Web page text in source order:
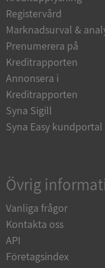
Registervård
Marknadsurval &
Prenumerera på
Kreditrapporten
Annonsera i
Kreditrapporten
Syna Sigill
Syna Easy kundportal
Övrig
Vanliga frågor
Kontakta oss
API
Företagsindex
Strikt
och
användas
Namn
Privacy Policy